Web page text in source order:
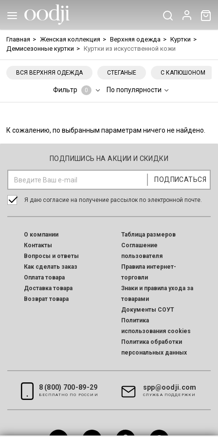
Главная > Женская коллекция > Верхняя одежда > Куртки >
Демисезонные куртки > Куртки из искусственной кожи
ВСЯ ВЕРХНЯЯ ОДЕЖДА СТЕГАНЫЕ С КАПЮШОНОМ
Фильтр 0 По популярности
К сожалению, по выбранным параметрам ничего не найдено.
ПОДПИШИСЬ НА АКЦИИ И СКИДКИ
Я даю согласие на получение рассылок по электронной почте.
O компании
Контакты
Вопросы и ответы
Как сделать заказ
Оплата товара
Доставка товара
Возврат товара
Таблица размеров
Соглашение
пользователя
Правила интернет-
торговли
Знаки и правила ухода за
товарами
Документы СОУТ
Политика
использования cookies
Политика обработки
персональных данных
8 (800) 700-89-29
БЕСПЛАТНО ПО РОССИИ
spp@oodji.com
CЛУЖБА ПОДДЕРЖКИ